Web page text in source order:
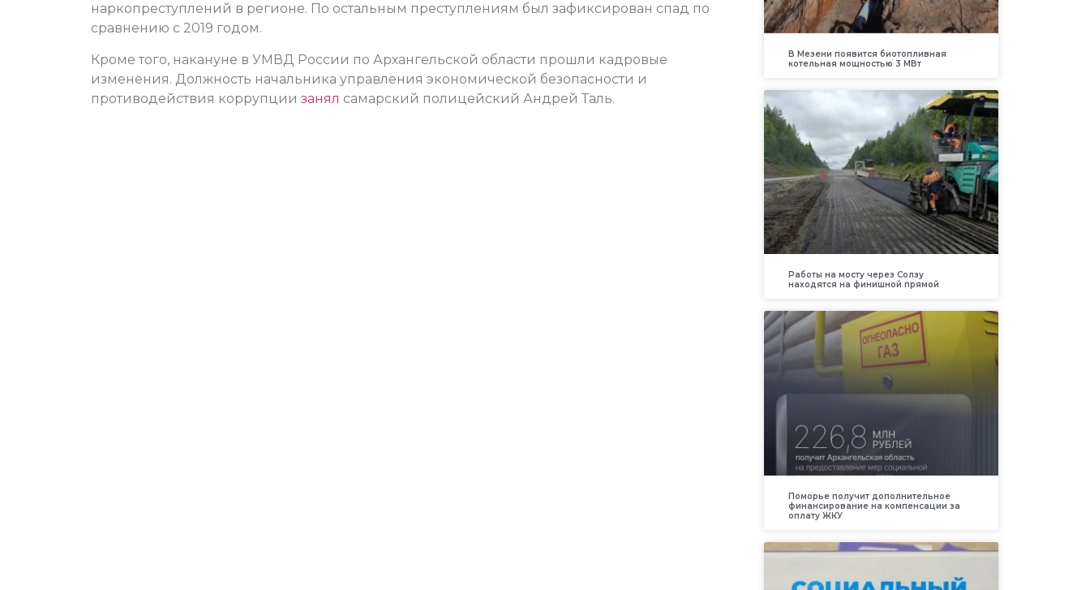
наркопреступлений в регионе. По остальным преступлениям был зафиксирован спад по
сравнению с 2019 годом.
Кроме того, накануне в УМВД России по Архангельской области прошли кадровые
изменения. Должность начальника управления экономической безопасности и
противодействия коррупции занял самарский полицейский Андрей Таль.
В Мезени появится биотопливная
котельная мощностью 3 МВт
Работы на мосту через Солзу
находятся на финишной прямой
Поморье получит дополнительное
финансирование на компенсации за
оплату ЖКУ